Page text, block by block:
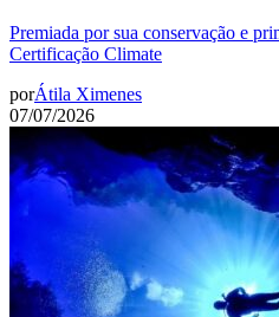
Premiada por sua conservação e
Certificação Climate
porÁtila Ximenes
07/07/2026